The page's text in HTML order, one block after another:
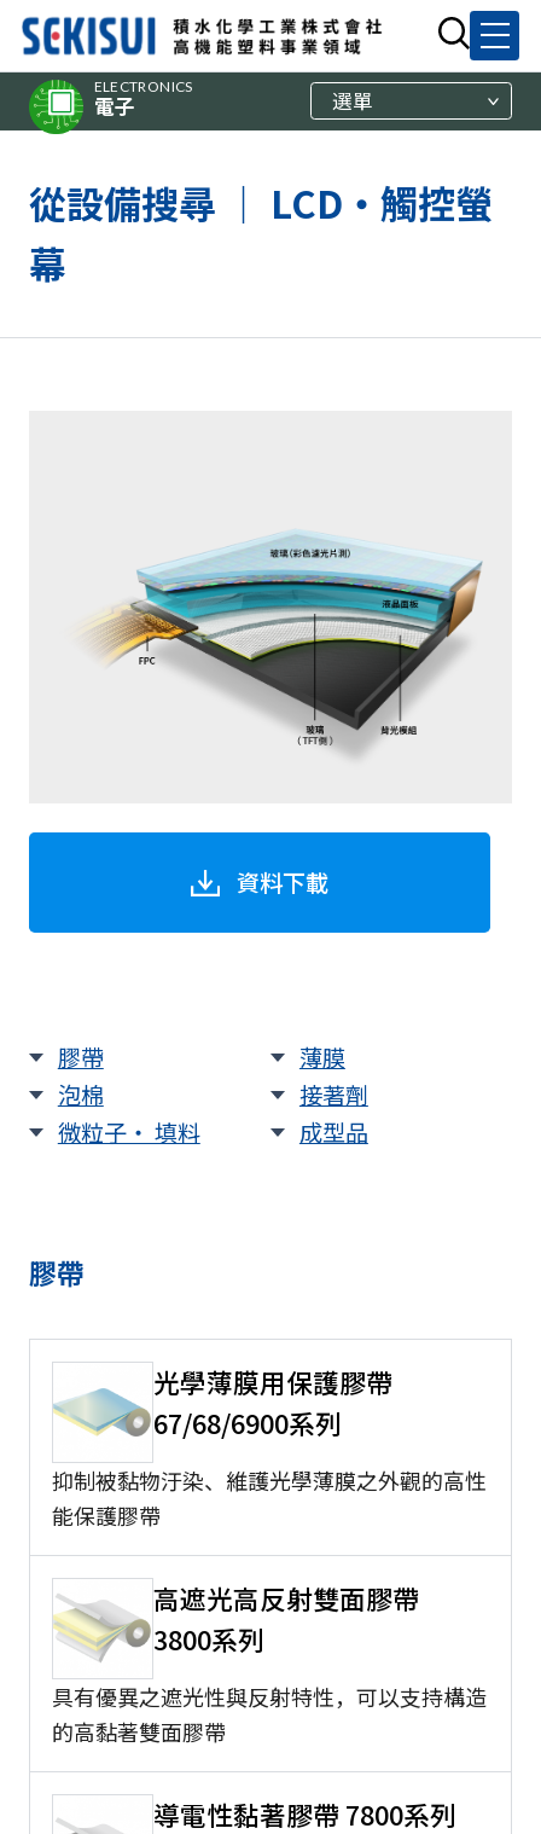
ELECTRONICS
電子 選單
從設備搜尋 ｜ LCD・觸控螢
幕
資料下載
膠帶
薄膜
泡棉
接著劑
微粒子・ 填料
成型品
膠帶
光學薄膜用保護膠帶
67/68/6900系列
抑制被黏物汙染、維護光學薄膜之外觀的高性
能保護膠帶
高遮光高反射雙面膠帶
3800系列
具有優異之遮光性與反射特性，可以支持構造
的高黏著雙面膠帶
導電性黏著膠帶 7800系列